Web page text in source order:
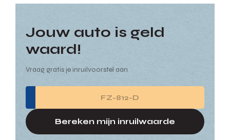
Jouw auto is geld
waard!
Vraag gratis je inruilvoorstel aan
Bereken mijn inruilwaarde